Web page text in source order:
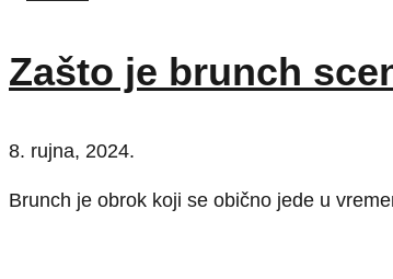
Zašto je brunch
8. rujna, 2024.
Brunch je obrok koji se obično jede u